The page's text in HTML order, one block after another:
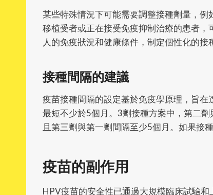
某些特殊情況下可能需要調整接種劑量，
移植受者或正在接受免疫抑制治療的患者
人的免疫狀況和健康條件，制定個性化的接
接種間隔的建議
疫苗接種間隔的設定基於免疫學原理，旨
最短不少於5個月。3劑接種方案中，第二
且第三劑與第一劑間隔至少5個月。如果接
疫苗的副作用
HPV疫苗的安全性已通過大規模臨床試驗